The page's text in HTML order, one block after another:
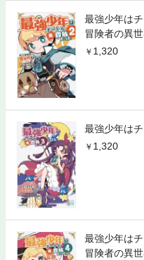
最強少年は
冒険者の異
1,320
最強少年は
1,320
最強少年は
冒険者の異